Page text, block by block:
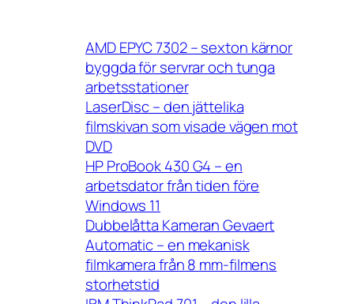
AMD EPYC 7302 – sexton kärnor
byggda för servrar och tunga
arbetsstationer
LaserDisc – den jättelika
filmskivan som visade vägen mot
DVD
HP ProBook 430 G4 – en
arbetsdator från tiden före
Windows 11
Dubbelåtta Kameran Gevaert
Automatic – en mekanisk
filmkamera från 8 mm-filmens
storhetstid